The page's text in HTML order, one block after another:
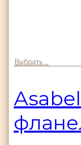
Выбрать ...